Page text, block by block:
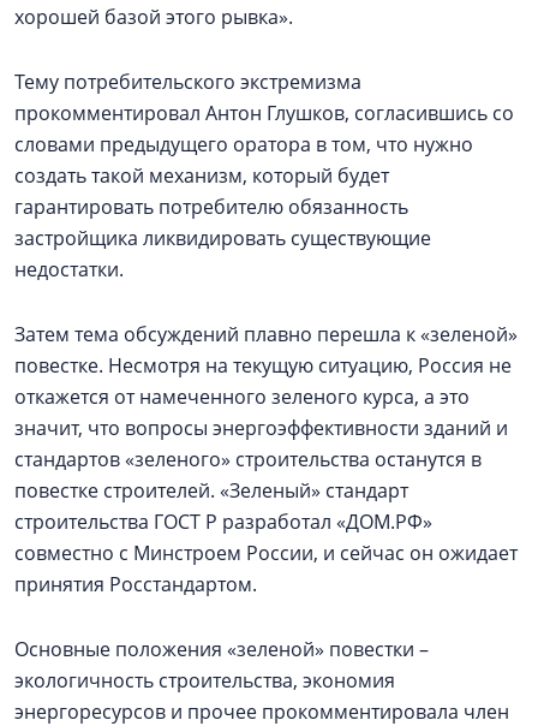
хорошей базой этого рывка».
Тему потребительского экстремизма
прокомментировал Антон Глушков, согласившись со
словами предыдущего оратора в том, что нужно
создать такой механизм, который будет
гарантировать потребителю обязанность
застройщика ликвидировать существующие
недостатки.
Затем тема обсуждений плавно перешла к «зеленой»
повестке. Несмотря на текущую ситуацию, Россия не
откажется от намеченного зеленого курса, а это
значит, что вопросы энергоэффективности зданий и
стандартов «зеленого» строительства останутся в
повестке строителей. «Зеленый» стандарт
строительства ГОСТ Р разработал «ДОМ.РФ»
совместно с Минстроем России, и сейчас он ожидает
принятия Росстандартом.
Основные положения «зеленой» повестки –
экологичность строительства, экономия
энергоресурсов и прочее прокомментировала член